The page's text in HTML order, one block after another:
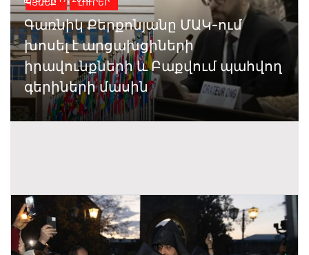
ԿՅԱՆՔ ԼՈՒՐԵՐ
Գառնիկ Քերքոնյանը ՄԱԿ-ում
խոսել է արցախցիների
իրավունքների և Բաքվում պահվող
գերիների մասին